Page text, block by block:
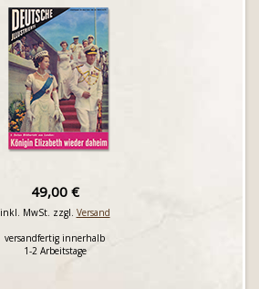
49,00 €
inkl. MwSt. zzgl. Versand
versandfertig innerhalb
1-2 Arbeitstage